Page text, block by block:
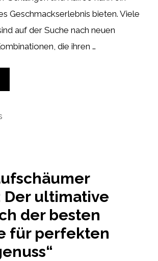
Geschmackserlebnis bieten. Viele
auf der Suche nach neuen
die ihren …
Der ultimative
der besten
für perfekten